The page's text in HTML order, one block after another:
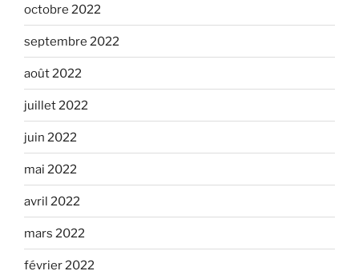
octobre 2022
septembre 2022
août 2022
juillet 2022
juin 2022
mai 2022
avril 2022
mars 2022
février 2022